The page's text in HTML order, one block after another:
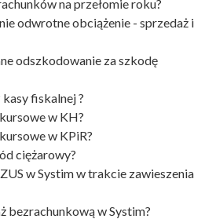
na przełomie roku?
odwrotne obciążenie - sprzedaż i
odszkodowanie za szkodę
fiskalnej ?
w KH?
w KPiR?
ciężarowy?
w Systim w trakcie zawieszenia
bezrachunkową w Systim?